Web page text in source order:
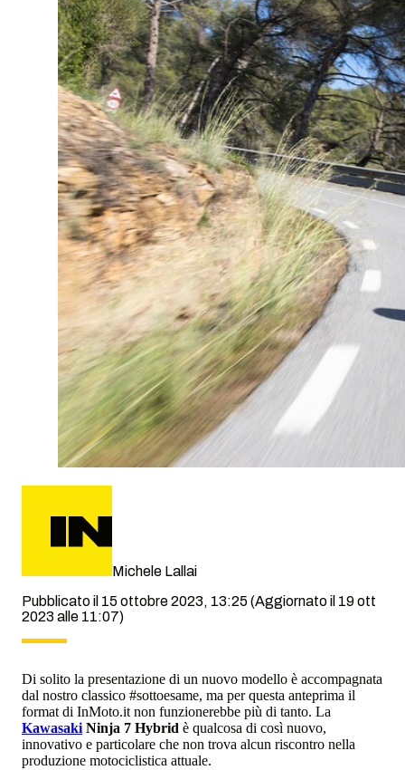
Michele Lallai
Pubblicato il 15 ottobre 2023, 13:25 (Aggiornato il 19 ott
2023 alle 11:07)
Di solito la presentazione di un nuovo modello è accompagnata
dal nostro classico #sottoesame, ma per questa anteprima il
format di InMoto.it non funzionerebbe più di tanto. La
Kawasaki Ninja 7 Hybrid è qualcosa di così nuovo,
innovativo e particolare che non trova alcun riscontro nella
produzione motociclistica attuale.